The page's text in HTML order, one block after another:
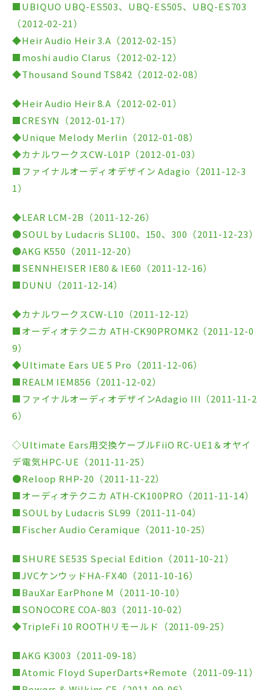
■UBIQUO UBQ-ES503、UBQ-ES505、UBQ-ES703
（2012-02-21）
◆Heir Audio Heir 3.A（2012-02-15）
■moshi audio Clarus（2012-02-12）
◆Thousand Sound TS842（2012-02-08）
◆Heir Audio Heir 8.A（2012-02-01）
■CRESYN（2012-01-17）
◆Unique Melody Merlin（2012-01-08）
◆カナルワークスCW-L01P（2012-01-03）
■ファイナルオーディオデザイン Adagio（2011-12-3
1）
◆LEAR LCM-2B（2011-12-26）
●SOUL by Ludacris SL100、150、300（2011-12-23）
●AKG K550（2011-12-20）
■SENNHEISER IE80 & IE60（2011-12-16）
■DUNU（2011-12-14）
◆カナルワークスCW-L10（2011-12-12）
■オーディオテクニカ ATH-CK90PROMK2（2011-12-0
9）
◆Ultimate Ears UE 5 Pro（2011-12-06）
■REALM IEM856（2011-12-02）
■ファイナルオーディオデザインAdagio III（2011-11-2
6）
◇Ultimate Ears用交換ケーブルFiiO RC-UE1＆オヤイ
デ電気HPC-UE（2011-11-25）
●Reloop RHP-20（2011-11-22）
■オーディオテクニカ ATH-CK100PRO（2011-11-14）
■SOUL by Ludacris SL99（2011-11-04）
■Fischer Audio Ceramique（2011-10-25）
■SHURE SE535 Special Edition（2011-10-21）
■JVCケンウッドHA-FX40（2011-10-16）
■BauXar EarPhone M（2011-10-10）
■SONOCORE COA-803（2011-10-02）
◆TripleFi 10 ROOTHリモールド（2011-09-25）
■AKG K3003（2011-09-18）
■Atomic Floyd SuperDarts+Remote（2011-09-11）